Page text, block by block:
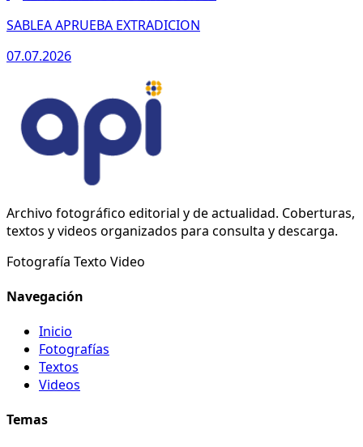
SABLEA APRUEBA EXTRADICION
07.07.2026
Archivo fotográfico editorial y de actualidad. Coberturas,
textos y videos organizados para consulta y descarga.
Fotografía Texto Video
Navegación
Inicio
Fotografías
Textos
Videos
Temas